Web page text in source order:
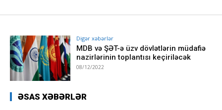
Digər xəbərlər
MDB və ŞƏT-ə üzv dövlətlərin müdafiə
nazirlərinin toplantısı keçiriləcək
08/12/2022
ƏSAS XƏBƏRLƏR